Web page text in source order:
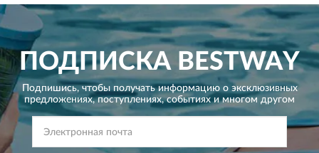
ПОДПИСКАBESTWAY
Подпишись, чтобы получать информацию о эксклюзивных
предложениях,поступлениях, событиях и многом другом